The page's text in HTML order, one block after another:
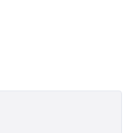
свою детскую